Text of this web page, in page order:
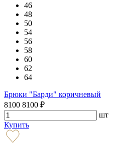
46
48
50
54
56
58
60
62
64
Брюки "Барди" коричневый
8100 8100 ₽
шт
Купить